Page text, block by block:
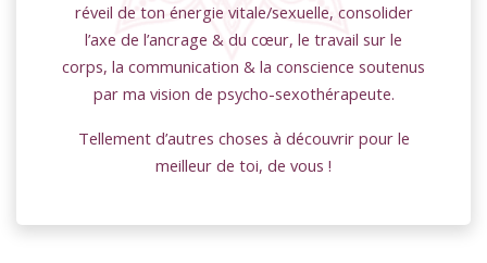
réveil de ton énergie vitale/sexuelle, consolider
l’axe de l’ancrage & du cœur, le travail sur le
corps, la communication & la conscience soutenus
par ma vision de psycho-sexothérapeute.
Tellement d’autres choses à découvrir pour le
meilleur de toi, de vous !